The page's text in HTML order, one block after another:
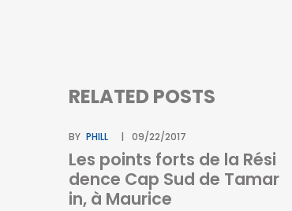
RELATED POSTS
BY PHILL 09/22/2017
Les points forts de la Rési
dence Cap Sud de Tamar
in, à Maurice